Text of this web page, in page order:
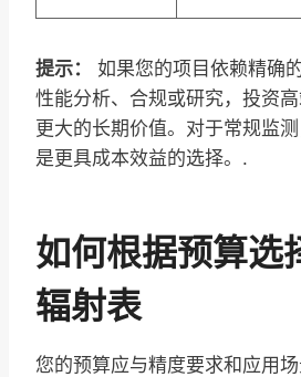
提示：
如果您的项目依赖精确
性能分析、合规或研究，投资
更大的长期价值。对于常规监
是更具成本效益的选择。.
如何根据预算选
辐射表
您的预算应与精度要求和应用